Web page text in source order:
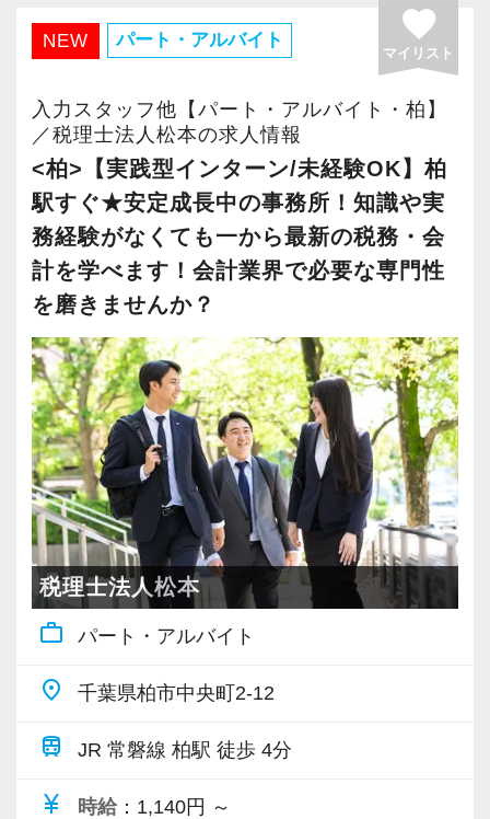
・有給取得率90％以上
・繁忙期も月30～40h程度
・男性の育休取得率100％
・テレワーク導入済み
・全席デュアルモニタ完備
＜幅広い経験・成長環境＞
・クライアント2500社以上
・9割が紹介の安定基盤
・一般企業～医療・学校法人まで対応
・個人～大企業まで幅広く経験可能
・税務顧問＋資産税に関与
・相続／事業承継／M&Aにも対応
＜成長中の税理士法人＞
・全国14拠点で事業展開
・従業員240名以上に拡大
・会計・税務・財務・労務まで対応
・専門家が在籍しワンストップ支援
＜学びを後押し＞
・書籍購入費／研修費は全額会社負担
・隔月で税法・実務の学習会あり
・資格取得を目指す社員が多数
NEW パート・アルバイト favorite
マイリスト
入力スタッフ他【パート・アルバイト・柏】
／税理士法人松本の求人情報
<柏>【実践型インターン/未経験OK】柏
駅すぐ★安定成長中の事務所！知識や実
務経験がなくても一から最新の税務・会
計を学べます！会計業界で必要な専門性
を磨きませんか？
税理士法人松本
work_outline パート・アルバイト
place 千葉県柏市中央町2-12
train JR 常磐線 柏駅 徒歩 4分
currency_yen 時給 ：1,140円 ～